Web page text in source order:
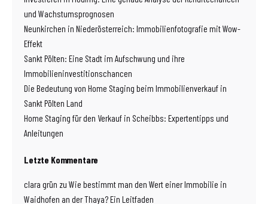
und Wachstumsprognosen
Neunkirchen in Niederösterreich: Immobilienfotografie mit Wow-
Effekt
Sankt Pölten: Eine Stadt im Aufschwung und ihre
Immobilieninvestitionschancen
Die Bedeutung von Home Staging beim Immobilienverkauf in
Sankt Pölten Land
Home Staging für den Verkauf in Scheibbs: Expertentipps und
Anleitungen
Letzte Kommentare
clara grün zu Wie bestimmt man den Wert einer Immobilie in
Waidhofen an der Thaya? Ein Leitfaden